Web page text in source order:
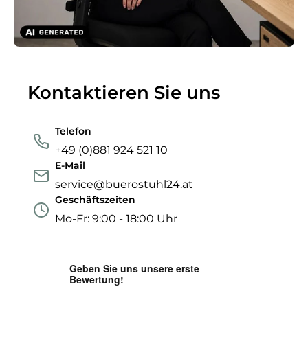
Kontaktieren Sie uns
Telefon
+49 (0)881 924 521 10
E-Mail
service@buerostuhl24.at
Geschäftszeiten
Mo-Fr: 9:00 - 18:00 Uhr